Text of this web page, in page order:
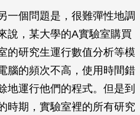
一個問題是，很難彈性地調
說，某大學的A實驗室購買
的研究生運行數值分析等模
腦的頻次不高，使用時間錯
地運行他們的程式。但是到
時期，實驗室裡的所有研究